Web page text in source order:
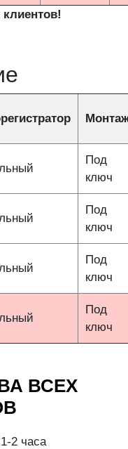
Под
ключ
Под
ключ
Под
ключ
Под
ключ
ВСЕХ
2 часа